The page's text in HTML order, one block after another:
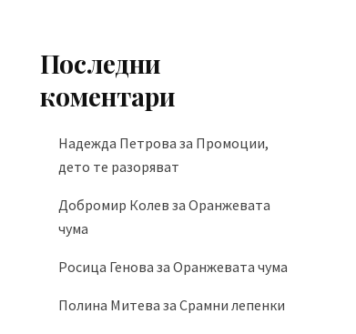
Последни
коментари
Надежда Петрова за Промоции,
дето те разоряват
Добромир Колев за Оранжевата
чума
Росица Генова за Оранжевата чума
Полина Митева за Срамни лепенки